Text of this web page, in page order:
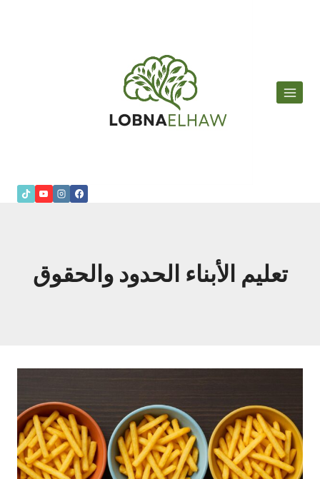
تعليم الأبناء الحدود والحقوق